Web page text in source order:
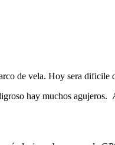
de vela. Hoy sera dificile
hay muchos agujeros.